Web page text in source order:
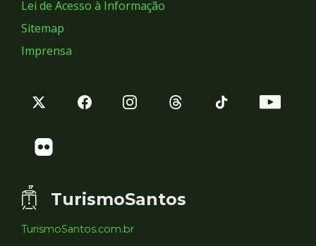
Lei de Acesso à Informação
Sitemap
Imprensa
TurismoSantos
TurismoSantos.com.br